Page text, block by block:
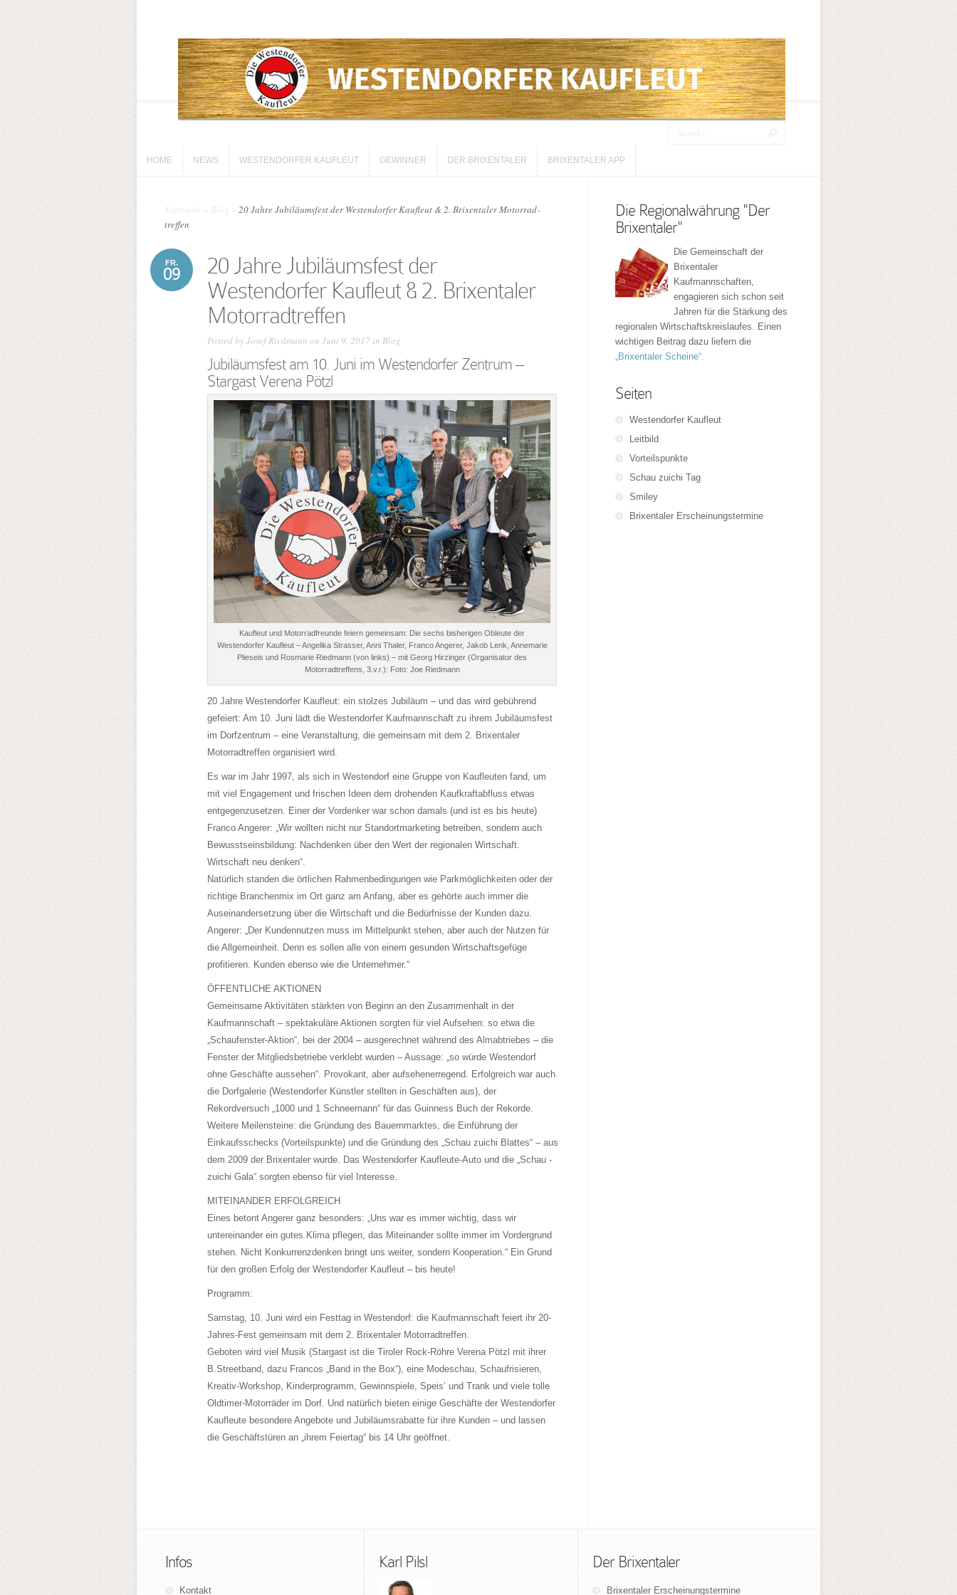
HOME NEWS WESTENDORFER KAUFLEUT GEWINNER DER BRIXENTALER BRIXENTALER APP
Startseite Blog
20 Jahre Jubiläums­fest der Westendorfer Kaufleut & 2. Brixentaler Motorrad­
treffen
FR.
09
20 Jahre Jubiläums­fest der
Westendorfer Kaufleut & 2. Brixentaler
Motorrad­treffen
Posted byJosef Riedmann on Juni 9, 2017 in Blog
Jubiläumsfest am 10. Juni im Westendorfer Zentrum –
Stargast Verena Pötzl
Kaufleut und Motorradfreunde feiern gemeinsam: Die sechs bisherigen Obleute der
Westendorfer Kaufleut – Angelika Strasser, Anni Thaler, Franco Angerer, Jakob Lenk, Annemarie
Plieseis und Rosmarie Riedmann (von links) – mit Georg Hirzinger (Organisator des
Motorradtreffens, 3.v.r.): Foto: Joe Riedmann
20 Jahre Westendorfer Kaufleut: ein stolzes Jubiläum – und das wird gebührend
gefeiert: Am 10. Juni lädt die ­Westendorfer Kaufmannschaft zu ihrem Jubiläumsfest
im Dorfzentrum – eine Veranstaltung, die gemeinsam mit dem 2. Brixentaler
Motorradtreffen organisiert wird.
Es war im Jahr 1997, als sich in Westendorf eine Gruppe von Kaufleuten fand, um
mit viel Engagement und frischen Ideen dem drohenden Kaufkraftabfluss etwas
entgegenzusetzen. Einer der Vordenker war schon damals (und ist es bis heute)
Franco Angerer: „Wir wollten nicht nur Standortmarketing betreiben, sondern auch
Bewusstseinsbildung: Nachdenken über den Wert der regionalen Wirtschaft.
Wirtschaft neu denken“.
Natürlich standen die örtlichen Rahmenbedingungen wie Parkmöglichkeiten oder der
richtige Branchenmix im Ort ganz am Anfang, aber es gehörte auch immer die
Auseinandersetzung über die Wirtschaft und die Bedürfnisse der Kunden dazu.
Angerer: „Der Kundennutzen muss im Mittelpunkt stehen, aber auch der Nutzen für
die Allgemeinheit. Denn es sollen alle von einem gesunden Wirtschaftsgefüge
profitieren. Kunden ebenso wie die Unternehmer.“
ÖFFENTLICHE AKTIONEN
Gemeinsame Aktivitäten stärkten von Beginn an den Zusammenhalt in der
Kaufmannschaft – spektakuläre Aktionen sorgten für viel Aufsehen: so etwa die
„Schaufenster-Aktion“, bei der 2004 – ausgerechnet während des Almabtriebes – die
Fenster der Mitgliedsbetriebe verklebt wurden – Aussage: „so würde Westendorf
ohne Geschäfte aussehen“. Provokant, aber aufsehenerregend. Erfolgreich war auch
die Dorfgalerie (Westendorfer Künstler stellten in Geschäften aus), der
Rekordversuch „1000 und 1 Schneemann“ für das Guinness Buch der Rekorde.
Weitere Meilensteine: die Gründung des Bauernmarktes, die Einführung der
Einkaufsschecks (Vorteilspunkte) und die Gründung des „Schau zuichi Blattes“ – aus
dem 2009 der Brixentaler wurde. Das Westendorfer Kaufleute-Auto und die „Schau ­
zuichi Gala“ sorgten ebenso für viel Interesse.
MITEINANDER ERFOLGREICH
Eines betont Angerer ganz besonders: „Uns war es immer wichtig, dass wir
untereinander ein gutes Klima pflegen, das Miteinander sollte immer im Vordergrund
stehen. Nicht Konkurrenzdenken bringt uns weiter, sondern ­Kooperation.“ Ein Grund
für den großen ­Erfolg der Westendorfer Kaufleut – bis heute!
Programm:
Samstag, 10. Juni wird ein Festtag in Westendorf: die Kaufmannschaft feiert ihr 20-
Jahres-Fest gemeinsam mit dem 2. Brixentaler Motorradtreffen.
Geboten wird viel Musik (Stargast ist die Tiroler Rock-Röhre Verena Pötzl mit ihrer
B.Streetband, dazu Francos „Band in the Box“), eine Modeschau, Schaufrisieren,
Kreativ-Workshop, Kinderprogramm, Gewinnspiele, Speis’ und Trank und viele tolle
Oldtimer-Motorräder im Dorf. Und natürlich bieten einige Geschäfte der Westendorfer
Kaufleute besondere Angebote und Jubiläumsrabatte für ihre Kunden – und lassen
die Geschäftstüren an „ihrem Feiertag“ bis 14 Uhr geöffnet.
Die Regionalwährung "Der
Brixentaler"
Die Gemeinschaft der
Brixentaler
Kaufmannschaften,
engagieren sich schon seit
Jahren für die Stärkung des
regionalen Wirtschaftskreislaufes. Einen
wichtigen Beitrag dazu liefern die
„Brixentaler Scheine“.
Seiten
Westendorfer Kaufleut
Leitbild
Vorteilspunkte
Schau zuichi Tag
Smiley
Brixentaler Erscheinungstermine
Infos
Kontakt
Karl Pilsl Der Brixentaler
Brixentaler Erscheinungstermine